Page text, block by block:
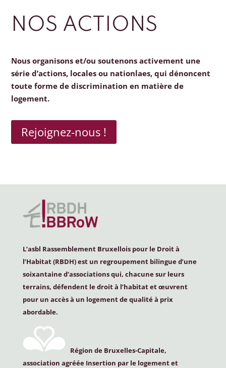
NOS ACTIONS
Nous organisons et/ou soutenons activement une
série d’actions, locales ou nationlaes, qui dénoncent
toute forme de discrimination en matière de
logement.
Rejoignez-nous !
L’asbl Rassemblement Bruxellois pour le Droit à
l’Habitat (RBDH) est un regroupement bilingue d’une
soixantaine d’associations qui, chacune sur leurs
terrains, défendent le droit à l’habitat et œuvrent
pour un accès à un logement de qualité à prix
abordable.
Région de Bruxelles-Capitale,
association agréée Insertion par le logement et